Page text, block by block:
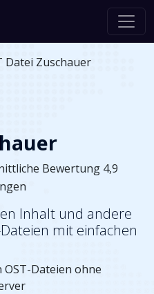
Datei Zuschauer
Bewertung 4,9
Inhalt und andere
mit einfachen
Dateien ohne